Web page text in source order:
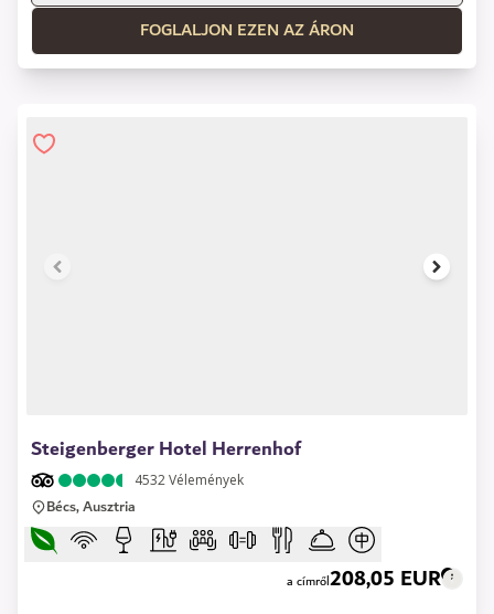
FOGLALJON EZEN AZ ÁRON
Steigenberger Hotel Herrenhof
4532Vélemények
Bécs, Ausztria
a címről208,05 EUR